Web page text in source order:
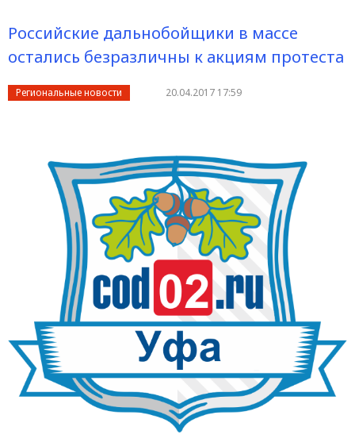
Российские дальнобойщики в массе
остались безразличны к акциям протеста
Региональные новости 20.04.2017 17:59